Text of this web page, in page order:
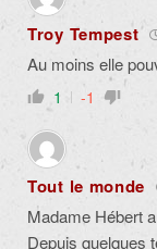
Troy Tempest
Au moins elle
1 -1
Tout le monde
Madame Hébert
Depuis quelques